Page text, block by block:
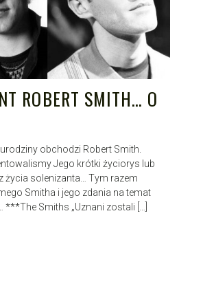
ROBERT SMITH… O
obchodzi Robert Smith.
Jego krótki życiorys lub
życia solenizanta… Tym razem
Smitha i jego zdania na temat
Smiths „Uznani zostali […]